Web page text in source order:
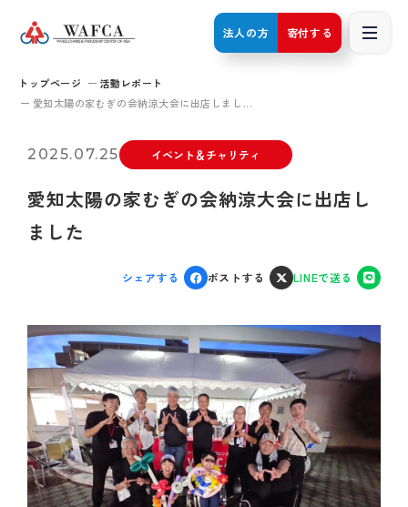
法人の方 寄付する
トップページ
活動レポート
愛知太陽の家むぎの会納涼大会に出店しまし...
2025.07.25 イベント＆チャリティ
愛知太陽の家むぎの会納涼大会に出店し
ました
シェアする ポストする LINEで送る